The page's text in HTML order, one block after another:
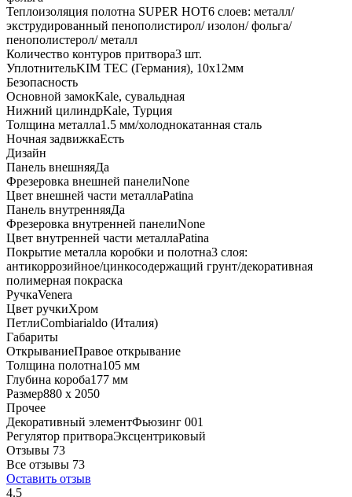
Теплоизоляция полотна SUPER НОТ6 слоев: металл/
экструдированный пенополистирол/ изолон/ фольга/
пенополистерол/ металл
Количество контуров притвора3 шт.
УплотнительKIM ТЕС (Германия), 10x12мм
Безопасность
Основной замокKale, сувальдная
Нижний цилиндрKale, Турция
Толщина металла1.5 мм/холоднокатанная сталь
Ночная задвижкаЕсть
Дизайн
Панель внешняяДа
Фрезеровка внешней панелиNone
Цвет внешней части металлаPatina
Панель внутренняяДа
Фрезеровка внутренней панелиNone
Цвет внутренней части металлаPatina
Покрытие металла коробки и полотна3 слоя:
антикоррозийное/цинкосодержащий грунт/декоративная
полимерная покраска
РучкаVenera
Цвет ручкиХром
ПетлиCombiarialdo (Италия)
Габариты
ОткрываниеПравое открывание
Толщина полотна105 мм
Глубина короба177 мм
Размер880 x 2050
Прочее
Декоративный элементФьюзинг 001
Регулятор притвораЭксцентриковый
Отзывы 73
Все отзывы 73
Оставить отзыв
4.5